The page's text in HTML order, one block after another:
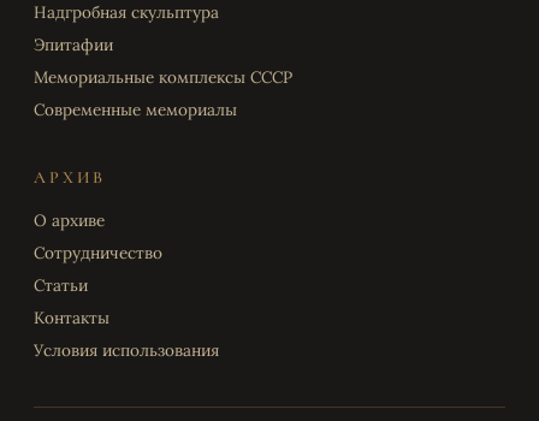
Надгробная скульптура
Эпитафии
Мемориальные комплексы СССР
Современные мемориалы
АРХИВ
О архиве
Сотрудничество
Статьи
Контакты
Условия использования